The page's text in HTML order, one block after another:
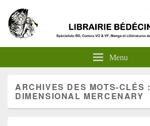
Menu
ARCHIVES DES MOTS-CLÉS :
DIMENSIONAL MERCENARY